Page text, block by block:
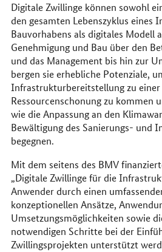
Digitale Zwillinge können sowohl
den gesamten Lebenszyklus eines
Bauvorhabens als digitales Modell
Genehmigung und Bau über den
und das Management bis hin zur
bergen sie erhebliche Potenziale,
Infrastrukturbereitstellung zu einer
Ressourcenschonung zu kommen
wie die Anpassung an den
Bewältigung des Sanierungs- und
begegnen.
Mit dem seitens des BMV
„Digitale Zwillinge für die
Anwender durch einen
konzeptionellen Ansätze,
Umsetzungsmöglichkeiten sowie
notwendigen Schritte bei der
Zwillingsprojekten unterstützt